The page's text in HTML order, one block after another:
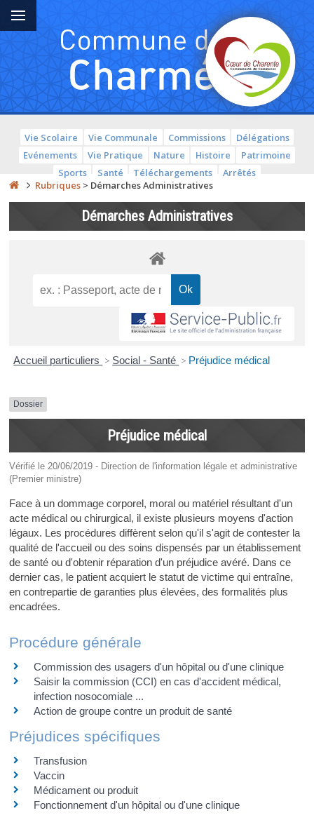
Vie Scolaire Vie Communale Commissions
Délégations
Evénements
Vie Pratique Nature Histoire
Patrimoine
Sports
Santé Téléchargements
Arrêtés
Rubriques > Démarches Administratives
Démarches Administratives
Accueil particuliers > Social - Santé > Préjudice médical
Dossier
Préjudice médical
Vérifié le 20/06/2019 - Direction de l'information légale et administrative
(Premier ministre)
Face à un dommage corporel, moral ou matériel résultant d'un
acte médical ou chirurgical, il existe plusieurs moyens d'action
légaux. Les procédures diffèrent selon qu'il s'agit de contester la
qualité de l'accueil ou des soins dispensés par un établissement
de santé ou d'obtenir réparation d'un préjudice avéré. Dans ce
dernier cas, le patient acquiert le statut de victime qui entraîne,
en contrepartie de garanties plus élevées, des formalités plus
encadrées.
Procédure générale
Commission des usagers d'un hôpital ou d'une clinique
Saisir la commission (CCI) en cas d'accident médical,
infection nosocomiale ...
Action de groupe contre un produit de santé
Préjudices spécifiques
Transfusion
Vaccin
Médicament ou produit
Fonctionnement d'un hôpital ou d'une clinique